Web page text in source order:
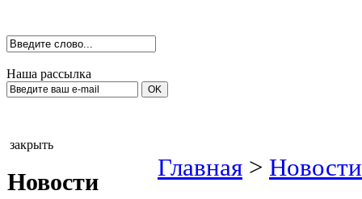
Наша рассылка
закрыть
Новости
Главная >